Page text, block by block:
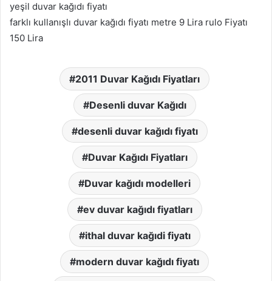
yeşil duvar kağıdı fiyatı
farklı kullanışlı duvar kağıdı fiyatı metre 9 Lira rulo Fiyatı
150 Lira
2011 Duvar Kağıdı Fiyatları
Desenli duvar Kağıdı
desenli duvar kağıdı fiyatı
Duvar Kağıdı Fiyatları
Duvar kağıdı modelleri
ev duvar kağıdı fiyatları
ithal duvar kağıdi fiyatı
modern duvar kağıdı fiyatı